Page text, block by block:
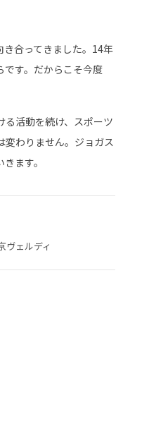
合ってきました。14年
です。だからこそ今度
る活動を続け、スポーツ
変わりません。ジョガス
ます。
ヴェルディ